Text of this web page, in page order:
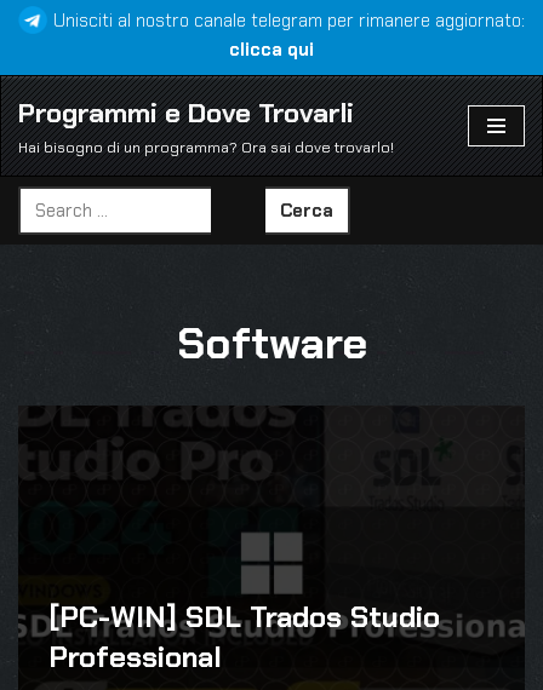
al
contenuto
Unisciti al nostro canale telegram per rimanere aggiornato:
clicca qui
Programmi e Dove Trovarli
Hai bisogno di un programma? Ora sai dove trovarlo!
Cerca
Software
[PC-WIN] SDL Trados Studio
Professional